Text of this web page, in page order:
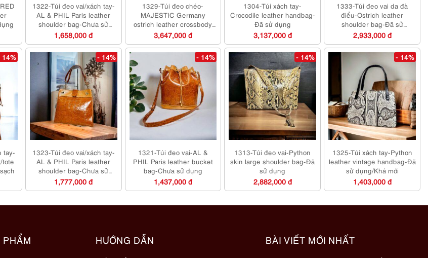
1322-Túi đeo vai/xách tay-
AL & PHIL Paris leather
shoulder bag-Chưa sử
dụng/Khá sạch
1,658,000 đ
1329-Túi đeo chéo-
MAJESTIC Germany
ostrich leather crossbody
bag-Đã sử dụng
3,647,000 đ
1304-Túi xách tay-
Crocodile leather handbag-
Đã sử dụng
3,137,000 đ
1333-Túi đeo vai da đà
điểu-Ostrich leather
shoulder bag-Đã sử
dụng/Khá mới
2,933,000 đ
14%
tay-
tote
- 14%
1323-Túi đeo vai/xách tay-
AL & PHIL Paris leather
shoulder bag-Chưa sử
dụng/Khá sạch
1,777,000 đ
- 14%
1321-Túi đeo vai-AL &
PHIL Paris leather bucket
bag-Chưa sử dụng
1,437,000 đ
- 14%
1313-Túi đeo vai-Python
skin large shoulder bag-Đã
sử dụng
2,882,000 đ
- 14%
1325-Túi xách tay-Python
leather vintage handbag-Đã
sử dụng/Khá mới
1,403,000 đ
HƯỚNG DẪN BÀI VIẾT MỚI NHẤT